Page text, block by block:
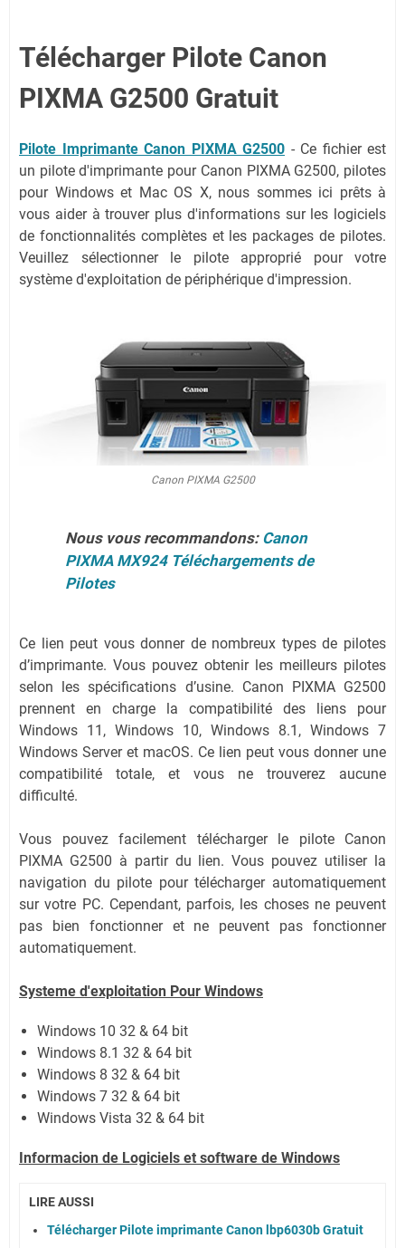
Télécharger Pilote Canon
PIXMA G2500 Gratuit
Pilote Imprimante Canon PIXMA G2500 - Ce fichier est
un pilote d'imprimante pour Canon PIXMA G2500, pilotes
pour Windows et Mac OS X, nous sommes ici prêts à
vous aider à trouver plus d'informations sur les logiciels
de fonctionnalités complètes et les packages de pilotes.
Veuillez sélectionner le pilote approprié pour votre
système d'exploitation de périphérique d'impression.
Canon PIXMA G2500
Nous vous recommandons: Canon
PIXMA MX924 Téléchargements de
Pilotes
Ce lien peut vous donner de nombreux types de pilotes
d’imprimante. Vous pouvez obtenir les meilleurs pilotes
selon les spécifications d’usine. Canon PIXMA G2500
prennent en charge la compatibilité des liens pour
Windows 11, Windows 10, Windows 8.1, Windows 7
Windows Server et macOS. Ce lien peut vous donner une
compatibilité totale, et vous ne trouverez aucune
difficulté.
Vous pouvez facilement télécharger le pilote Canon
PIXMA G2500 à partir du lien. Vous pouvez utiliser la
navigation du pilote pour télécharger automatiquement
sur votre PC. Cependant, parfois, les choses ne peuvent
pas bien fonctionner et ne peuvent pas fonctionner
automatiquement.
Systeme d'exploitation Pour Windows
Windows 10 32 & 64 bit
Windows 8.1 32 & 64 bit
Windows 8 32 & 64 bit
Windows 7 32 & 64 bit
Windows Vista 32 & 64 bit
Informacion de Logiciels et software de Windows
LIRE AUSSI
Télécharger Pilote imprimante Canon lbp6030b Gratuit